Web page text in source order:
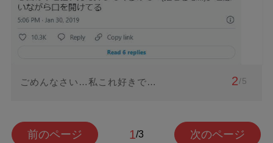
ごめんなさい…私これ好きで… 2/5
前のページ 1/3 次のページ